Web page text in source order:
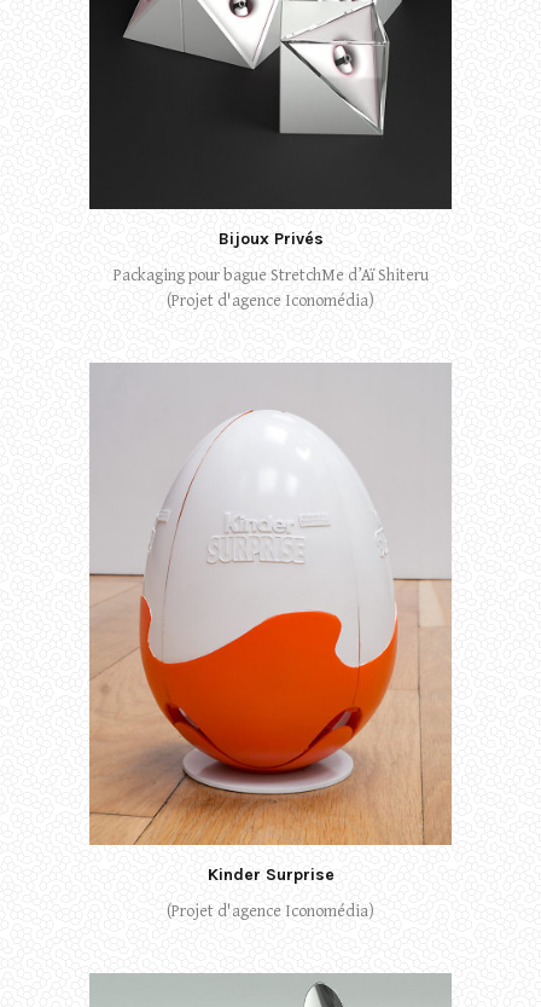
Bijoux Privés
Packaging pour bague StretchMe d’Aï Shiteru
(Projet d'agence Iconomédia)
Kinder Surprise
(Projet d'agence Iconomédia)